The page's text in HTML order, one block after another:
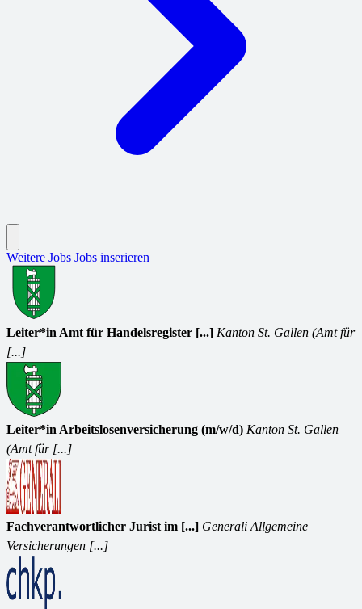
Weitere Jobs Jobs inserieren
Leiter*in Amt für Handelsregister [...] Kanton St. Gallen (Amt für
[...]
Leiter*in Arbeitslosenversicherung (m/w/d) Kanton St. Gallen
(Amt für [...]
Fachverantwortlicher Jurist im [...] Generali Allgemeine
Versicherungen [...]